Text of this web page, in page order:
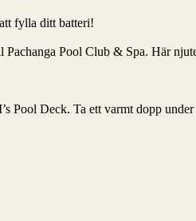
fylla ditt batteri!
Pool Club & Spa. Här
Pool Deck. Ta ett varmt dopp